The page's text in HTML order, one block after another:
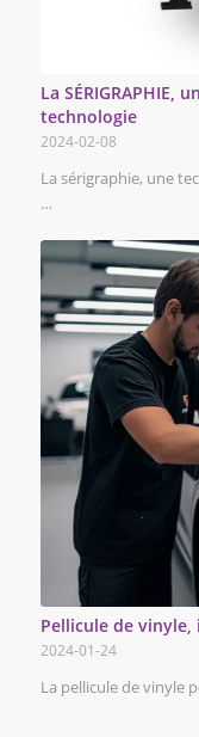
La SÉRIGRAPHIE,
technologie
2024-02-08
La sérigraphie, une
…
Pellicule de
2024-01-24
La pellicule de vinyle